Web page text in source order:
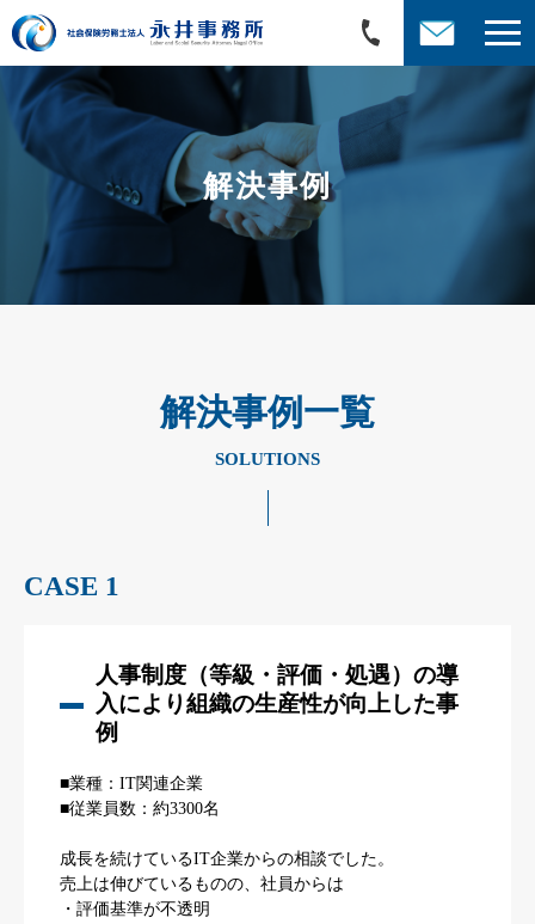
解決事例
解決事例一覧
CASE 1
人事制度（等級・評価・処遇）の導
入により組織の生産性が向上した事
例
■業種：IT関連企業
■従業員数：約3300名
成長を続けているIT企業からの相談でした。
売上は伸びているものの、社員からは
・評価基準が不透明